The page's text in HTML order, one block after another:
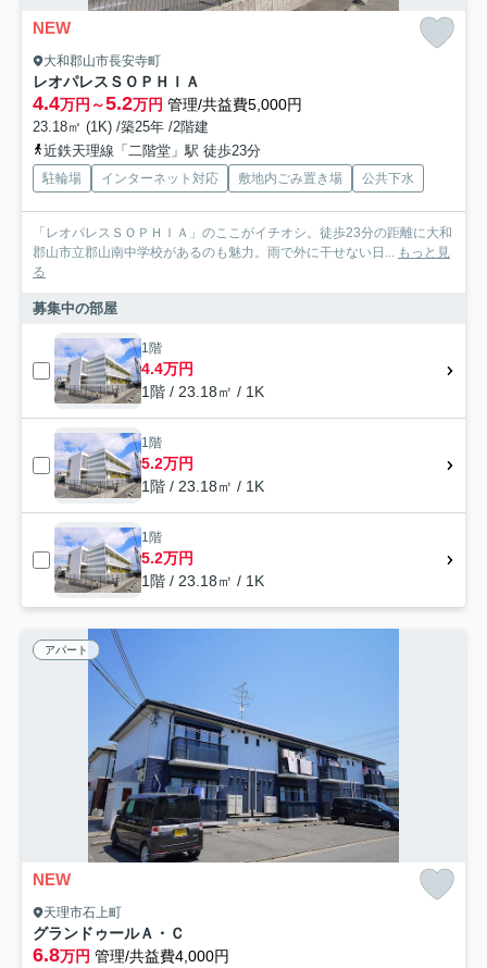
NEW
大和郡山市長安寺町
レオパレスＳＯＰＨＩＡ
4.4万円～5.2万円 管理/共益費5,000円
23.18㎡ (1K) /築25年 /2階建
近鉄天理線「二階堂」駅 徒歩23分
駐輪場 インターネット対応 敷地内ごみ置き場 公共下水
「レオパレスＳＯＰＨＩＡ」のここがイチオシ。徒歩23分の距離に大和
郡山市立郡山南中学校があるのも魅力。雨で外に干せない日... もっと見
る
募集中の部屋
1階
4.4万円
1階 / 23.18㎡ / 1K
1階
5.2万円
1階 / 23.18㎡ / 1K
1階
5.2万円
1階 / 23.18㎡ / 1K
アパート
NEW
天理市石上町
グランドゥールＡ・Ｃ
6.8万円 管理/共益費4,000円